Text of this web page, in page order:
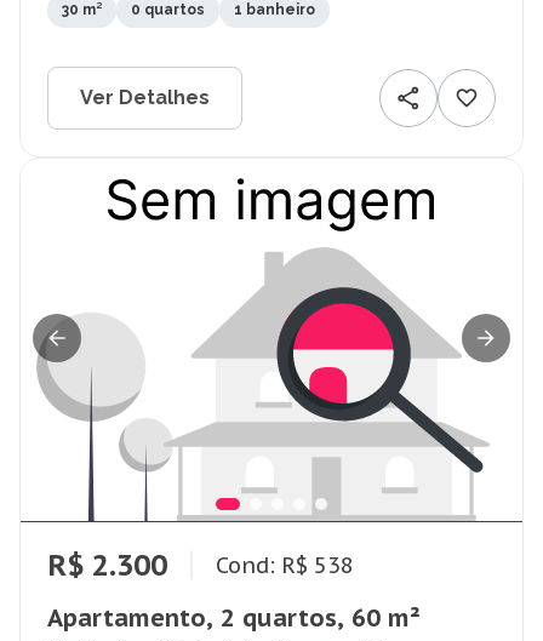
30 m² 0 quartos 1 banheiro
Ver Detalhes
R$ 2.300 Cond: R$ 538
Apartamento, 2 quartos, 60 m²